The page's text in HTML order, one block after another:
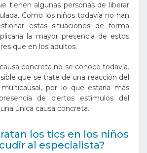
tienen algunas personas de liberar
Como los niños todavía no han
estas situaciones de forma
la mayor presencia de estos
que en los adultos.
concreta no se conoce todavía.
que se trate de una reacción del
por lo que estaría más
de ciertos estímulos del
única causa concreta.
los tics en los niños
al especialista?